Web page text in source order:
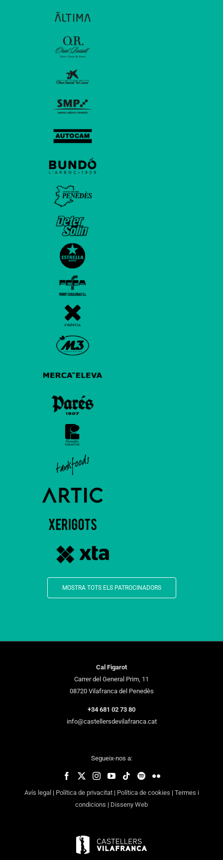
MOSTRA TOTS ELS PATROCINADORS
Cal Figarot
Carrer del General Prim, 11
08720 Vilafranca del Penedès
+34 681 02 73 80
info@castellersdevilafranca.cat
Segueix-nos a:
Avís legal | Política de privacitat| Política de cookies | Termes i
condicions | Disseny Web